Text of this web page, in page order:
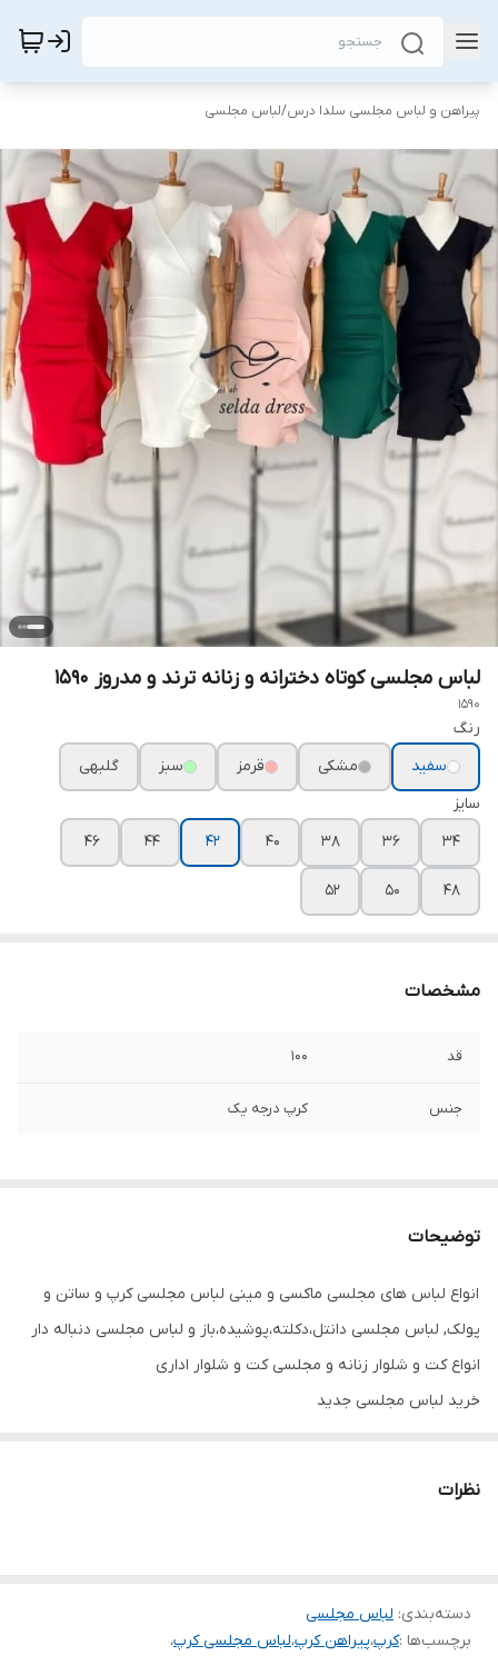
پیراهن و لباس مجلسی سلدا درس/لباس مجلسی
لباس مجلسی کوتاه دخترانه و زنانه ترند و مدروز ۱۵۹۰
1590
رنگ
سفید
مشکی قرمز سبز
گلبهی
سایز
۳۴
۳۶ ۳۸ ۴۰ ۴۲ ۴۴ ۴۶
۴۸ ۵۰ ۵۲
مشخصات
قد ۱۰۰
جنس کرپ درجه یک
توضیحات
انواع لباس های مجلسی ماکسی و مینی لباس مجلسی کرپ و ساتن و
پولک, لباس مجلسی دانتل،دکلته،پوشیده،باز و لباس مجلسی دنباله دار
انواع کت و شلوار زنانه و مجلسی کت و شلوار اداری
خرید لباس مجلسی جدید
تنخور شیک
نظرات
دسته‌بندی: لباس مجلسی
برچسب‌ها :کرپ،پیراهن کرپ،لباس مجلسی کرپ،